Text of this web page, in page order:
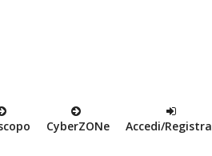
CyberZONe Accedi/